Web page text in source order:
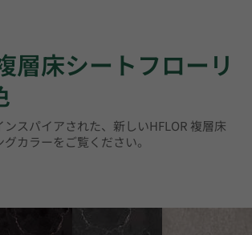
層床シートフローリ
スパイアされた、新しいHFLOR 複層床
カラーをご覧ください。